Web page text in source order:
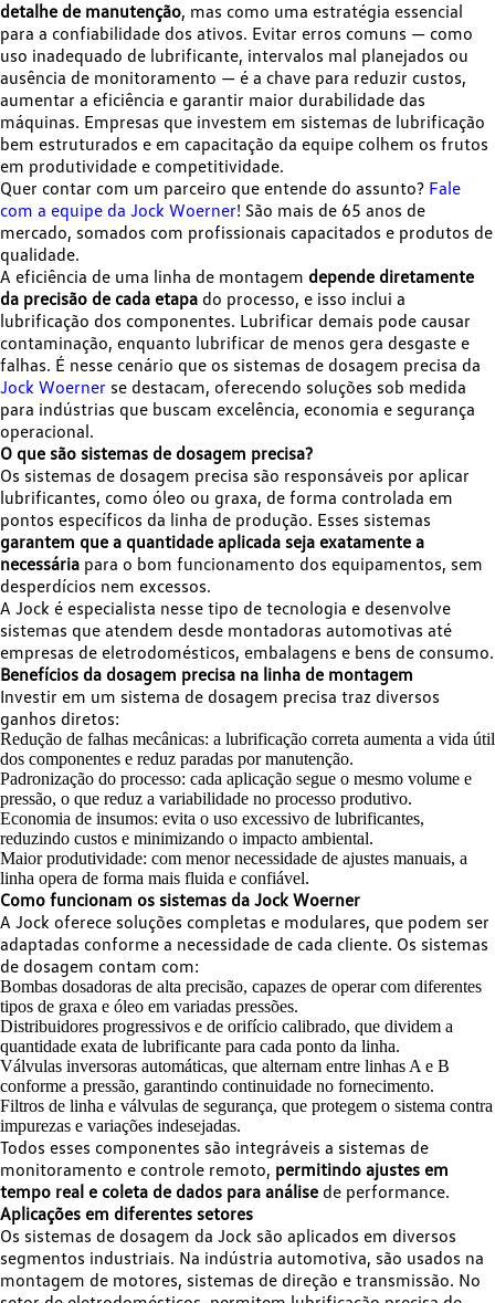
detalhe de manutenção, mas como uma estratégia essencial
para a confiabilidade dos ativos. Evitar erros comuns — como
uso inadequado de lubrificante, intervalos mal planejados ou
ausência de monitoramento — é a chave para reduzir custos,
aumentar a eficiência e garantir maior durabilidade das
máquinas. Empresas que investem em sistemas de lubrificação
bem estruturados e em capacitação da equipe colhem os frutos
em produtividade e competitividade.
Quer contar com um parceiro que entende do assunto? Fale
com a equipe da Jock Woerner! São mais de 65 anos de
mercado, somados com profissionais capacitados e produtos de
qualidade.
A eficiência de uma linha de montagem depende diretamente
da precisão de cada etapa do processo, e isso inclui a
lubrificação dos componentes. Lubrificar demais pode causar
contaminação, enquanto lubrificar de menos gera desgaste e
falhas. É nesse cenário que os sistemas de dosagem precisa da
Jock Woerner se destacam, oferecendo soluções sob medida
para indústrias que buscam excelência, economia e segurança
operacional.
O que são sistemas de dosagem precisa?
Os sistemas de dosagem precisa são responsáveis por aplicar
lubrificantes, como óleo ou graxa, de forma controlada em
pontos específicos da linha de produção. Esses sistemas
garantem que a quantidade aplicada seja exatamente a
necessária para o bom funcionamento dos equipamentos, sem
desperdícios nem excessos.
A Jock é especialista nesse tipo de tecnologia e desenvolve
sistemas que atendem desde montadoras automotivas até
empresas de eletrodomésticos, embalagens e bens de consumo.
Benefícios da dosagem precisa na linha de montagem
Investir em um sistema de dosagem precisa traz diversos
ganhos diretos:
Redução de falhas mecânicas: a lubrificação correta aumenta a vida útil
dos componentes e reduz paradas por manutenção.
Padronização do processo: cada aplicação segue o mesmo volume e
pressão, o que reduz a variabilidade no processo produtivo.
Economia de insumos: evita o uso excessivo de lubrificantes,
reduzindo custos e minimizando o impacto ambiental.
Maior produtividade: com menor necessidade de ajustes manuais, a
linha opera de forma mais fluida e confiável.
Como funcionam os sistemas da Jock Woerner
A Jock oferece soluções completas e modulares, que podem ser
adaptadas conforme a necessidade de cada cliente. Os sistemas
de dosagem contam com:
Bombas dosadoras de alta precisão, capazes de operar com diferentes
tipos de graxa e óleo em variadas pressões.
Distribuidores progressivos e de orifício calibrado, que dividem a
quantidade exata de lubrificante para cada ponto da linha.
Válvulas inversoras automáticas, que alternam entre linhas A e B
conforme a pressão, garantindo continuidade no fornecimento.
Filtros de linha e válvulas de segurança, que protegem o sistema contra
impurezas e variações indesejadas.
Todos esses componentes são integráveis a sistemas de
monitoramento e controle remoto, permitindo ajustes em
tempo real e coleta de dados para análise de performance.
Aplicações em diferentes setores
Os sistemas de dosagem da Jock são aplicados em diversos
segmentos industriais. Na indústria automotiva, são usados na
montagem de motores, sistemas de direção e transmissão. No